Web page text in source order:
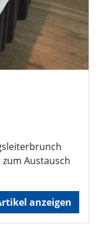
Austausch
anzeigen